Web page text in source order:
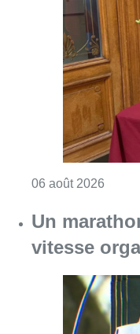
Un
vitesse
06 août 2026